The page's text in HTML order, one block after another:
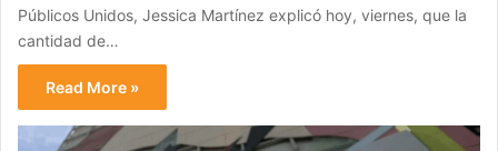
Públicos Unidos, Jessica Martínez explicó hoy, viernes, que la
cantidad de…
Read More »